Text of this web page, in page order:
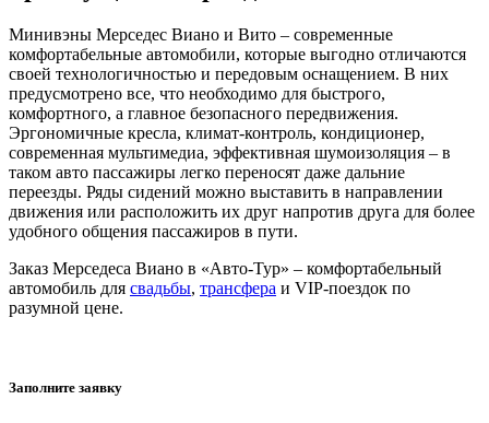
Минивэны Мерседес Виано и Вито – современные
комфортабельные автомобили, которые выгодно отличаются
своей технологичностью и передовым оснащением. В них
предусмотрено все, что необходимо для быстрого,
комфортного, а главное безопасного передвижения.
Эргономичные кресла, климат-контроль, кондиционер,
современная мультимедиа, эффективная шумоизоляция – в
таком авто пассажиры легко переносят даже дальние
переезды. Ряды сидений можно выставить в направлении
движения или расположить их друг напротив друга для более
удобного общения пассажиров в пути.
Заказ Мерседеса Виано в «Авто-Тур» – комфортабельный
автомобиль для свадьбы, трансфера и VIP-поездок по
разумной цене.
Заполните заявку